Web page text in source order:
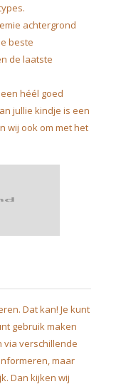
achtergrond
beste
de laatste
héél goed
jullie kindje is een
wij ook om met het
Dat kan! Je kunt
gebruik maken
via verschillende
maar
Dan kijken wij